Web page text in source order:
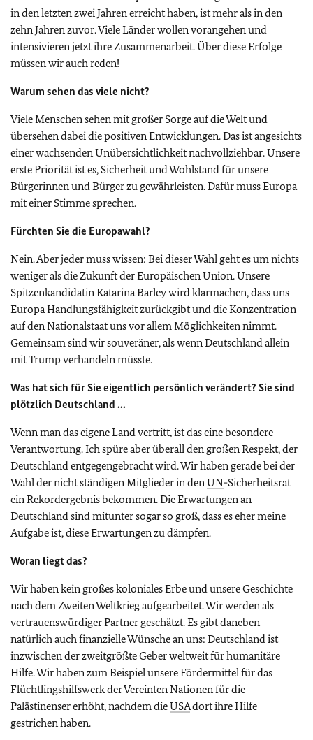
in den letzten zwei Jahren erreicht haben, ist mehr als in den
zehn Jahren zuvor. Viele Länder wollen vorangehen und
intensivieren jetzt ihre Zusammenarbeit. Über diese Erfolge
müssen wir auch reden!
Warum sehen das viele nicht?
Viele Menschen sehen mit großer Sorge auf die Welt und
übersehen dabei die positiven Entwicklungen. Das ist angesichts
einer wachsenden Unübersichtlichkeit nachvollziehbar. Unsere
erste Priorität ist es, Sicherheit und Wohlstand für unsere
Bürgerinnen und Bürger zu gewährleisten. Dafür muss Europa
mit einer Stimme sprechen.
Fürchten Sie die Europawahl?
Nein. Aber jeder muss wissen: Bei dieser Wahl geht es um nichts
weniger als die Zukunft der Europäischen Union. Unsere
Spitzenkandidatin Katarina Barley wird klarmachen, dass uns
Europa Handlungsfähigkeit zurückgibt und die Konzentration
auf den Nationalstaat uns vor allem Möglichkeiten nimmt.
Gemeinsam sind wir souveräner, als wenn Deutschland allein
mit Trump verhandeln müsste.
Was hat sich für Sie eigentlich persönlich verändert? Sie sind
plötzlich Deutschland ...
Wenn man das eigene Land vertritt, ist das eine besondere
Verantwortung. Ich spüre aber überall den großen Respekt, der
Deutschland entgegengebracht wird. Wir haben gerade bei der
Wahl der nicht ständigen Mitglieder in denUN-Sicherheitsrat
ein Rekordergebnis bekommen. Die Erwartungen an
Deutschland sind mitunter sogar so groß, dass es eher meine
Aufgabe ist, diese Erwartungen zu dämpfen.
Woran liegt das?
Wir haben kein großes koloniales Erbe und unsere Geschichte
nach dem Zweiten Weltkrieg aufgearbeitet. Wir werden als
vertrauenswürdiger Partner geschätzt. Es gibt daneben
natürlich auch finanzielle Wünsche an uns: Deutschland ist
inzwischen der zweitgrößte Geber weltweit für humanitäre
Hilfe. Wir haben zum Beispiel unsere Fördermittel für das
Flüchtlingshilfswerk der Vereinten Nationen für die
Palästinenser erhöht, nachdem dieUSAdort ihre Hilfe
gestrichen haben.